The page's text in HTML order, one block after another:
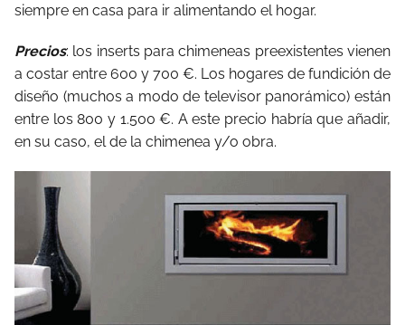
siempre en casa para ir alimentando el hogar.
Precios: los inserts para chimeneas preexistentes vienen
a costar entre 600 y 700 €. Los hogares de fundición de
diseño (muchos a modo de televisor panorámico) están
entre los 800 y 1.500 €. A este precio habría que añadir,
en su caso, el de la chimenea y/o obra.